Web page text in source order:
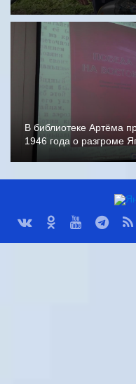
В библиотеке Артёма
1946 года о разгроме